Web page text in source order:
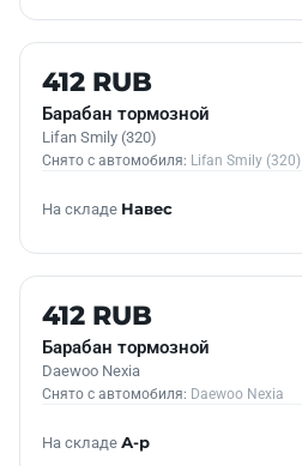
Б/У В НАЛИЧИИ
412 RUB
Барабан тормозной
Lifan Smily (320)
Снято с автомобиля: Lifan Smily (320)
На складе Навес
Б/У В НАЛИЧИИ
412 RUB
Барабан тормозной
Daewoo Nexia
Снято с автомобиля: Daewoo Nexia
На складе А-р